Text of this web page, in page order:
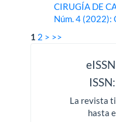
CIRUGÍA DE
Núm. 4 (2022):
1 2 > >>
La revista
hasta